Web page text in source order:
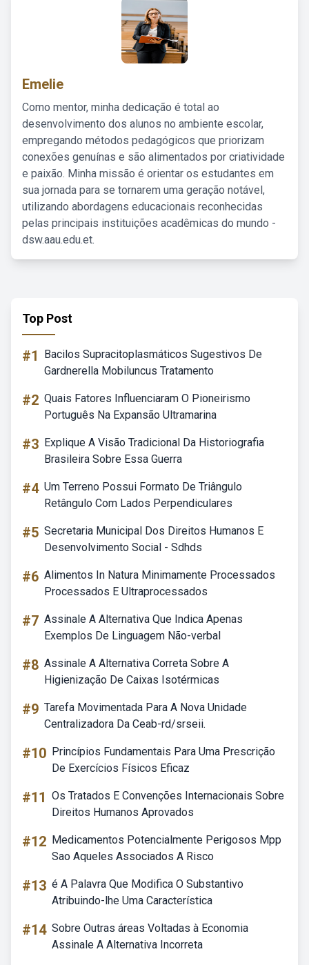
Emelie
Como mentor, minha dedicação é total ao
desenvolvimento dos alunos no ambiente escolar,
empregando métodos pedagógicos que priorizam
conexões genuínas e são alimentados por criatividade
e paixão. Minha missão é orientar os estudantes em
sua jornada para se tornarem uma geração notável,
utilizando abordagens educacionais reconhecidas
pelas principais instituições acadêmicas do mundo -
dsw.aau.edu.et.
Top Post
#1
Bacilos Supracitoplasmáticos Sugestivos De
Gardnerella Mobiluncus Tratamento
#2 Quais Fatores Influenciaram O Pioneirismo
Português Na Expansão Ultramarina
#3 Explique A Visão Tradicional Da Historiografia
Brasileira Sobre Essa Guerra
#4 Um Terreno Possui Formato De Triângulo
Retângulo Com Lados Perpendiculares
#5 Secretaria Municipal Dos Direitos Humanos E
Desenvolvimento Social - Sdhds
#6 Alimentos In Natura Minimamente Processados
Processados E Ultraprocessados
#7 Assinale A Alternativa Que Indica Apenas
Exemplos De Linguagem Não-verbal
#8 Assinale A Alternativa Correta Sobre A
Higienização De Caixas Isotérmicas
#9 Tarefa Movimentada Para A Nova Unidade
Centralizadora Da Ceab-rd/srseii.
#10 Princípios Fundamentais Para Uma Prescrição
De Exercícios Físicos Eficaz
#11 Os Tratados E Convenções Internacionais Sobre
Direitos Humanos Aprovados
#12 Medicamentos Potencialmente Perigosos Mpp
Sao Aqueles Associados A Risco
#13 é A Palavra Que Modifica O Substantivo
Atribuindo-lhe Uma Característica
#14 Sobre Outras áreas Voltadas à Economia
Assinale A Alternativa Incorreta